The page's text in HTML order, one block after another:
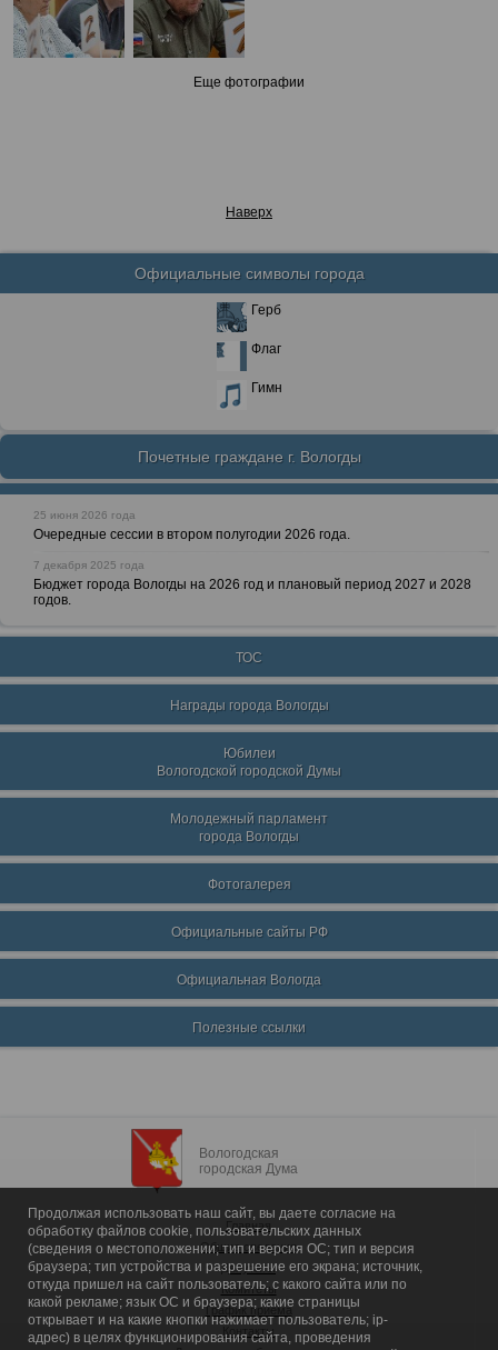
Еще фотографии
Наверх
Официальные символы города
Герб
Флаг
Гимн
Почетные граждане г. Вологды
25 июня 2026 года
Очередные сессии в втором полугодии 2026 года.
7 декабря 2025 года
Бюджет города Вологды на 2026 год и плановый период 2027 и 2028
годов.
ТОС
Награды города Вологды
Юбилеи
Вологодской городской Думы
Молодежный парламент
города Вологды
Фотогалерея
Официальные сайты РФ
Официальная Вологда
Полезные ссылки
Вологодская
городская Дума
Главная
Общие сведения
Депутаты
Комитеты
График приема
Контакты
Продолжая использовать наш сайт, вы даете согласие на
обработку файлов cookie, пользовательских данных
(сведения о местоположении; тип и версия ОС; тип и версия
браузера; тип устройства и разрешение его экрана; источник,
откуда пришел на сайт пользователь; с какого сайта или по
какой рекламе; язык ОС и браузера; какие страницы
открывает и на какие кнопки нажимает пользователь; ip-
адрес) в целях функционирования сайта, проведения